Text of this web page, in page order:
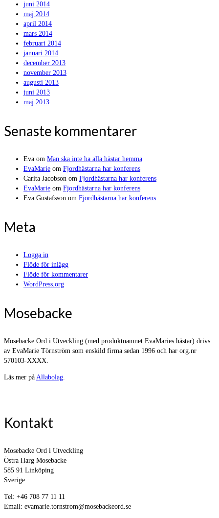
juni 2014
maj 2014
april 2014
mars 2014
februari 2014
januari 2014
december 2013
november 2013
augusti 2013
juni 2013
maj 2013
Senaste kommentarer
Eva om Man ska inte ha alla hästar hemma
EvaMarie om Fjordhästarna har konferens
Carita Jacobson om Fjordhästarna har konferens
EvaMarie om Fjordhästarna har konferens
Eva Gustafsson om Fjordhästarna har konferens
Meta
Logga in
Flöde för inlägg
Flöde för kommentarer
WordPress.org
Mosebacke
Mosebacke Ord i Utveckling (med produktnamnet EvaMaries hästar) drivs
av EvaMarie Törnström som enskild firma sedan 1996 och har org.nr
570103-XXXX.
Läs mer på Allabolag.
Kontakt
Mosebacke Ord i Utveckling
Östra Harg Mosebacke
585 91 Linköping
Sverige
Tel: +46 708 77 11 11
Email: evamarie.tornstrom@mosebackeord.se